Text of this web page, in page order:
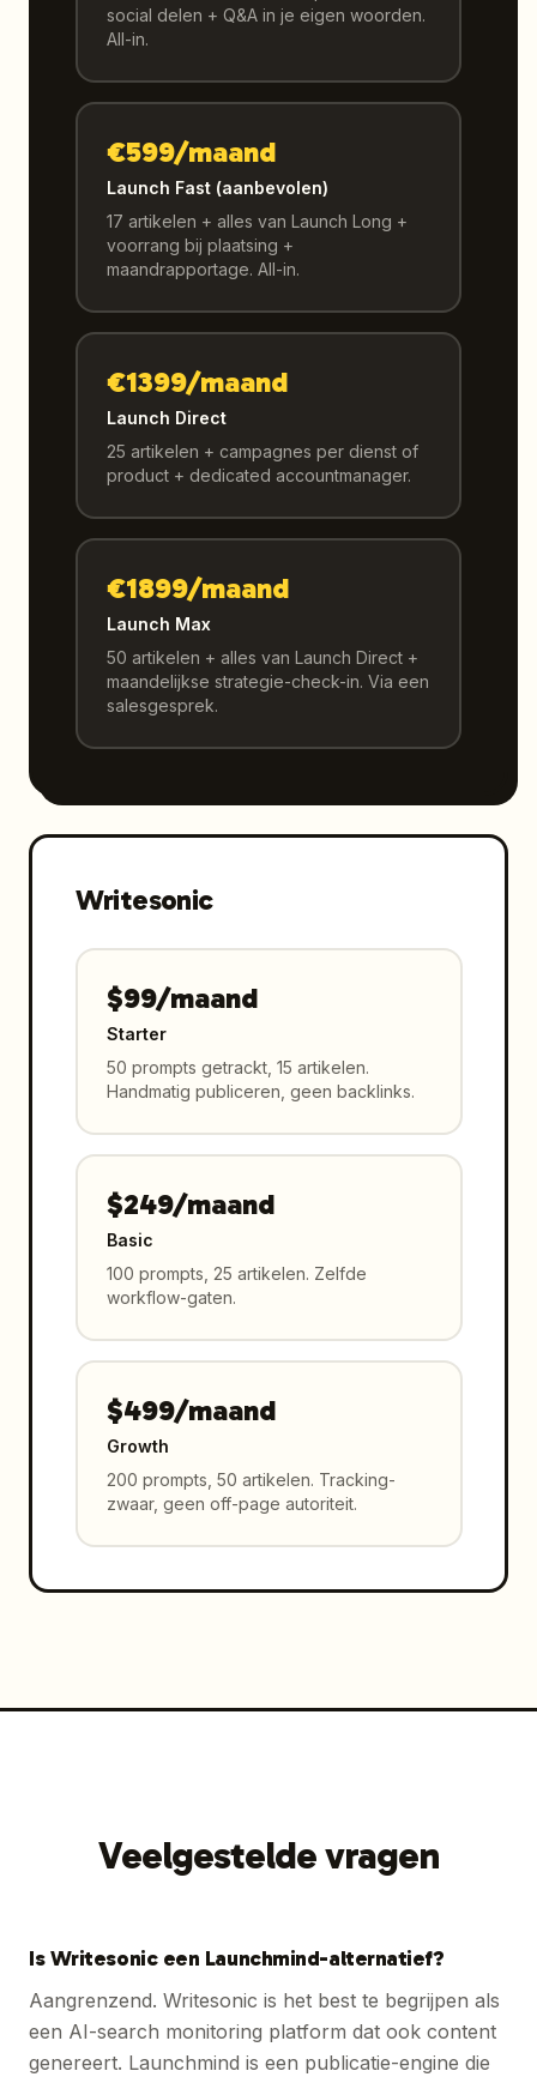
social delen + Q&A in je eigen woorden.
All-in.
€599/maand
Launch Fast (aanbevolen)
17 artikelen + alles van Launch Long +
voorrang bij plaatsing +
maandrapportage. All-in.
€1399/maand
Launch Direct
25 artikelen + campagnes per dienst of
product + dedicated accountmanager.
€1899/maand
Launch Max
50 artikelen + alles van Launch Direct +
maandelijkse strategie-check-in. Via een
salesgesprek.
Writesonic
$99/maand
Starter
50 prompts getrackt, 15 artikelen.
Handmatig publiceren, geen backlinks.
$249/maand
Basic
100 prompts, 25 artikelen. Zelfde
workflow-gaten.
$499/maand
Growth
200 prompts, 50 artikelen. Tracking-
zwaar, geen off-page autoriteit.
Veelgestelde vragen
Is Writesonic een Launchmind-alternatief?
Aangrenzend. Writesonic is het best te begrijpen als
een AI-search monitoring platform dat ook content
genereert. Launchmind is een publicatie-engine die